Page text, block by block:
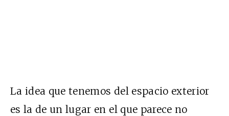
La idea que tenemos del espacio exterior
es la de un lugar en el que parece no